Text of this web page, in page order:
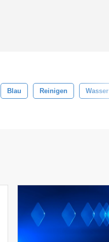
Blau Reinigen Wasser